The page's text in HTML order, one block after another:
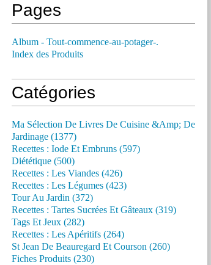
Pages
Album - Tout-commence-au-potager-.
Index des Produits
Catégories
Ma Sélection De Livres De Cuisine &Amp; De
Jardinage (1377)
Recettes : Iode Et Embruns (597)
Diététique (500)
Recettes : Les Viandes (426)
Recettes : Les Légumes (423)
Tour Au Jardin (372)
Recettes : Tartes Sucrées Et Gâteaux (319)
Tags Et Jeux (282)
Recettes : Les Apéritifs (264)
St Jean De Beauregard Et Courson (260)
Fiches Produits (230)